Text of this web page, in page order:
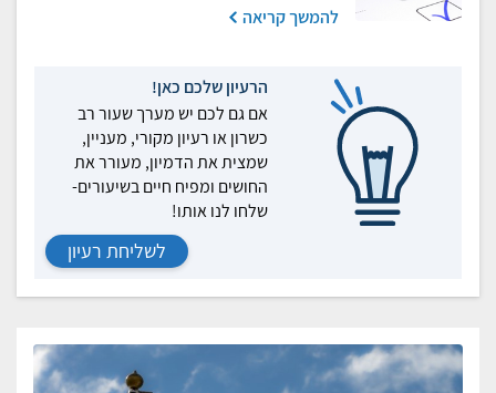
להמשך קריאה
הרעיון שלכם כאן!
אם גם לכם יש מערך שעור רב
כשרון או רעיון מקורי, מעניין,
שמצית את הדמיון, מעורר את
החושים ומפיח חיים בשיעורים-
שלחו לנו אותו!
לשליחת רעיון